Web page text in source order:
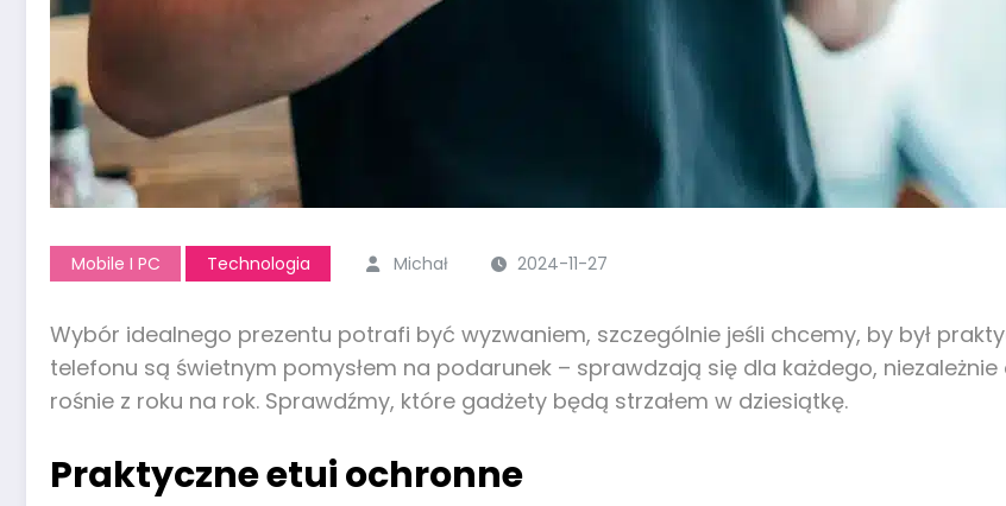
Mobile I PC Technologia Michał 2024-11-27
Wybór idealnego prezentu potrafi być wyzwaniem, szczególnie jeśli chcemy, by był
telefonu są świetnym pomysłem na podarunek – sprawdzają się dla każdego,
rośnie z roku na rok. Sprawdźmy, które gadżety będą strzałem w dziesiątkę.
Praktyczne etui ochronne